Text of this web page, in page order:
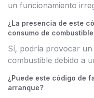
un funcionamiento
¿La presencia de este
consumo de
Sí, podría provocar un
combustible debido a
¿Puede este código de
arranque?